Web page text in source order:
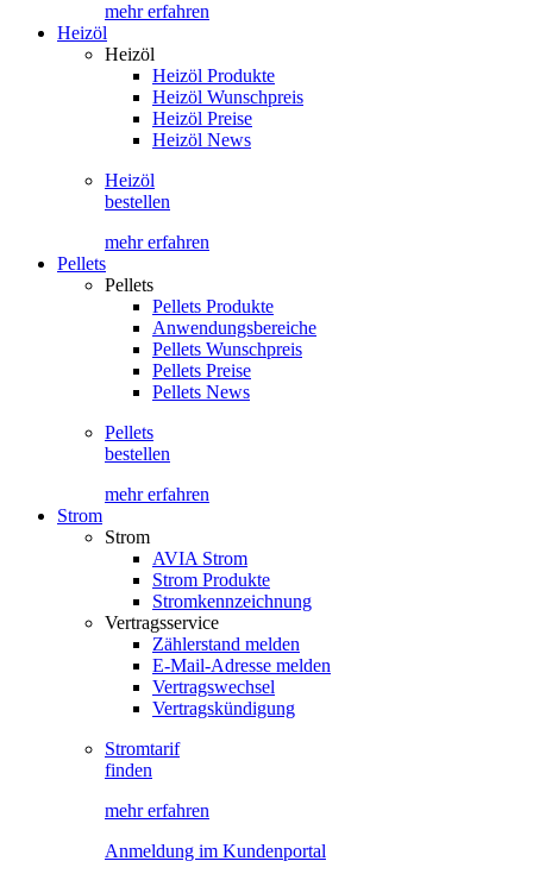
mehr erfahren
Heizöl
Heizöl
Heizöl Produkte
Heizöl Wunschpreis
Heizöl Preise
Heizöl News
Heizöl
bestellen
mehr erfahren
Pellets
Pellets
Pellets Produkte
Anwendungsbereiche
Pellets Wunschpreis
Pellets Preise
Pellets News
Pellets
bestellen
mehr erfahren
Strom
Strom
AVIA Strom
Strom Produkte
Stromkennzeichnung
Vertragsservice
Zählerstand melden
E-Mail-Adresse melden
Vertragswechsel
Vertragskündigung
Stromtarif
finden
mehr erfahren
Anmeldung im Kundenportal